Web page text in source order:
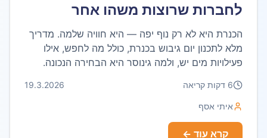
לחברות שרוצות משהו אחר
הכנרת היא לא רק נוף יפה — היא חוויה שלמה. מדריך
מלא לתכנון יום גיבוש בכנרת, כולל מה לחפש, אילו
פעילויות מים יש, ולמה גינוסר היא הבחירה הנכונה.
6 דקות קריאה 19.3.2026
איתי אסף
קרא עוד ←